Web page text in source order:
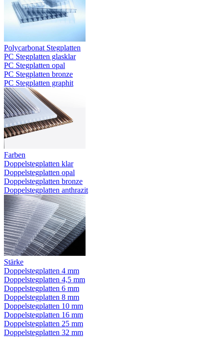
Polycarbonat Stegplatten
PC Stegplatten glasklar
PC Stegplatten opal
PC Stegplatten bronze
PC Stegplatten graphit
Farben
Doppelstegplatten klar
Doppelstegplatten opal
Doppelstegplatten bronze
Doppelstegplatten anthrazit
Stärke
Doppelstegplatten 4 mm
Doppelstegplatten 4,5 mm
Doppelstegplatten 6 mm
Doppelstegplatten 8 mm
Doppelstegplatten 10 mm
Doppelstegplatten 16 mm
Doppelstegplatten 25 mm
Doppelstegplatten 32 mm